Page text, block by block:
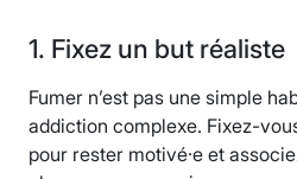
1. Fixez un but réaliste
Fumer n’est pas une simple
addiction complexe. Fixez-
pour rester motivé·e et